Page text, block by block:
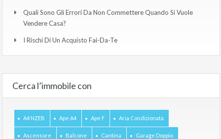
Quali Sono Gli Errori Da Non Commettere Quando Si Vuole
Vendere Casa?
I Rischi Di Un Acquisto Fai-Da-Te
Cerca l’immobile con
A4 NZEB Ape A4 Ape F Aria Condizionata
Ascensore Balcone Cantina Garage Doppio